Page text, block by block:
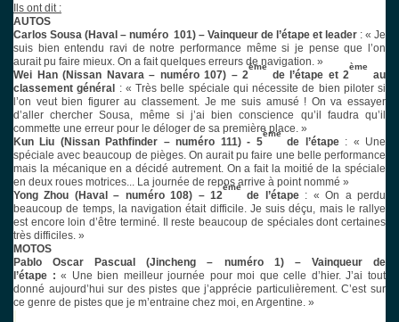
Ils ont dit :
AUTOS
Carlos Sousa (Haval – numéro 101) – Vainqueur de l’étape et leader : « Je
suis bien entendu ravi de notre performance même si je pense que l’on
aurait pu faire mieux. On a fait quelques erreurs de navigation. »
Wei Han (Nissan Navara – numéro 107) – 2
ème
de l’étape et 2
ème
au
classement général
: « Très belle spéciale qui nécessite de bien piloter si
l’on veut bien figurer au classement. Je me suis amusé ! On va essayer
d’aller chercher Sousa, même si j’ai bien conscience qu’il faudra qu’il
commette une erreur pour le déloger de sa première place. »
Kun Liu (Nissan Pathfinder – numéro 111) - 5
ème
de l’étape: « Une
spéciale avec beaucoup de pièges. On aurait pu faire une belle performance
mais la mécanique en a décidé autrement. On a fait la moitié de la spéciale
en deux roues motrices... La journée de repos arrive à point nommé »
Yong Zhou (Haval – numéro 108) – 12
ème
de l’étape: « On a perdu
beaucoup de temps, la navigation était difficile. Je suis déçu, mais le rallye
est encore loin d’être terminé. Il reste beaucoup de spéciales dont certaines
très difficiles. »
MOTOS
Pablo Oscar Pascual (Jincheng – numéro 1) – Vainqueur de
l’étape : « Une bien meilleur journée pour moi que celle d’hier. J’ai tout
donné aujourd’hui sur des pistes que j’apprécie particulièrement. C’est sur
ce genre de pistes que je m’entraine chez moi, en Argentine. »